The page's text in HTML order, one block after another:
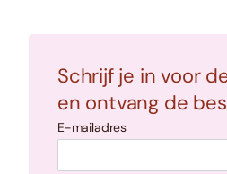
Schrijf je in voor
en ontvang de
E-mailadres